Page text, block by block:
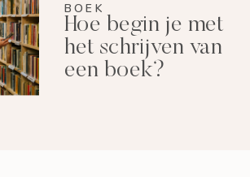
BOEK
Hoe begin je met
het schrijven van
een boek?